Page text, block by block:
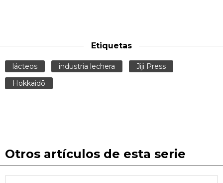
Etiquetas
lácteos industria lechera
Jiji Press
Hokkaidō
Otros artículos de esta serie